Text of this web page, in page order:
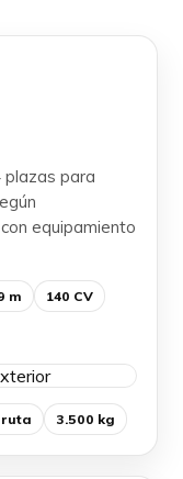
plazas para
equipamiento
m
140 CV
ruta 3.500 kg